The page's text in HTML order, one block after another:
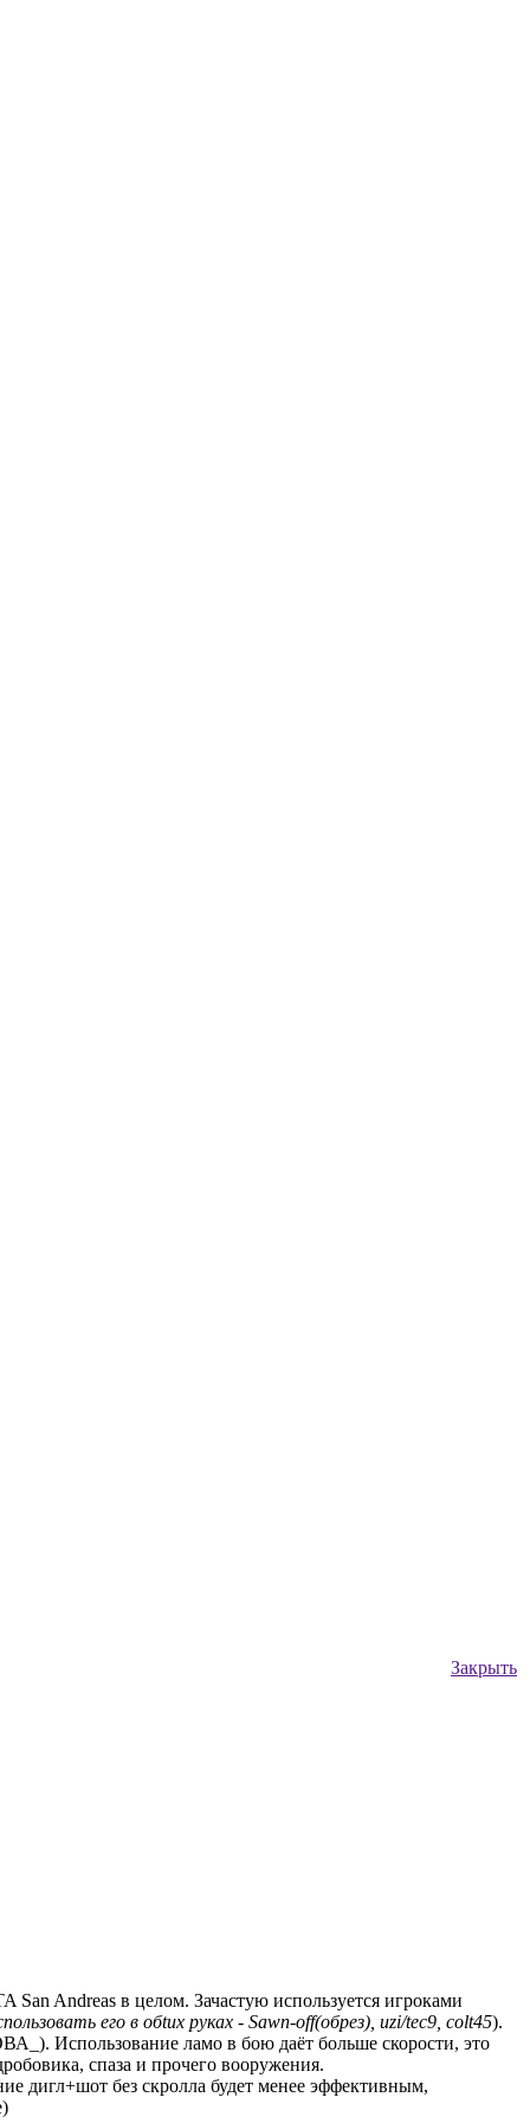
Закрыть
Andreas в целом. Зачастую используется игроками
его в обtих руках - Sawn-off(обрез), uzi/tec9, colt45).
Использование ламо в бою даёт больше скорости, это
спаза и прочего вооружения.
дигл+шот без скролла будет менее эффективным,